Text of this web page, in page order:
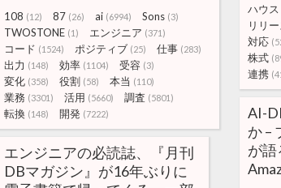
108 (12) 87 (26) ai (6994) Sons (3)
TWOSTONE (1) エンジニア (371)
コード (1524) ポジティブ (25) 仕事 (283)
出力 (148) 効率 (1104) 受容 (3)
変化 (358) 役割 (58) 本当 (110)
業務 (3301) 活用 (5660) 調査 (5801)
転換 (148) 開発 (7222)
ハウス
リリー
対応
株式
連携
AI-
か –
が語
エンジニアの必読誌、『月刊
DBマガジン』が16年ぶりに